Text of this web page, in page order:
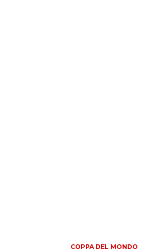
COPPA DEL MONDO